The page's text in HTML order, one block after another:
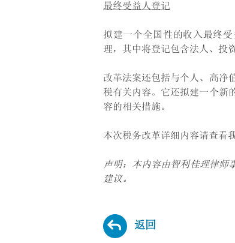
最终受益人登记
拟建一个全国性的收入最终
理，其中将登记包含法人、投
改革法案还包括与个人、高净
税有关内容。它还拟建一个新
容的相关措施。
本次税务改革详细内容请查看
声明：本内容由智利佳理律
建议。
返回